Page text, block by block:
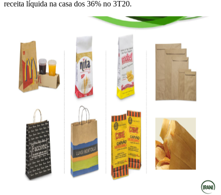
receita líquida na casa dos 36% no 3T20.